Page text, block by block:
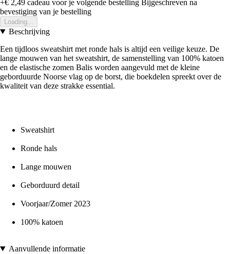
+€ 2,49 cadeau voor je volgende bestelling Bijgeschreven na
bevestiging van je bestelling
Loading...
Beschrijving
Een tijdloos sweatshirt met ronde hals is altijd een veilige keuze. De
lange mouwen van het sweatshirt, de samenstelling van 100% katoen
en de elastische zomen Balis worden aangevuld met de kleine
geborduurde Noorse vlag op de borst, die boekdelen spreekt over de
kwaliteit van deze strakke essential.
Sweatshirt
Ronde hals
Lange mouwen
Geborduurd detail
Voorjaar/Zomer 2023
100% katoen
Aanvullende informatie